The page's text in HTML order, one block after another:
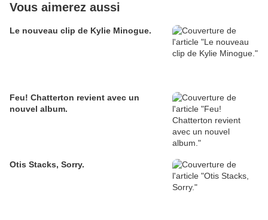
Vous aimerez aussi
Le nouveau clip de Kylie Minogue.
Feu! Chatterton revient avec un
nouvel album.
Otis Stacks, Sorry.